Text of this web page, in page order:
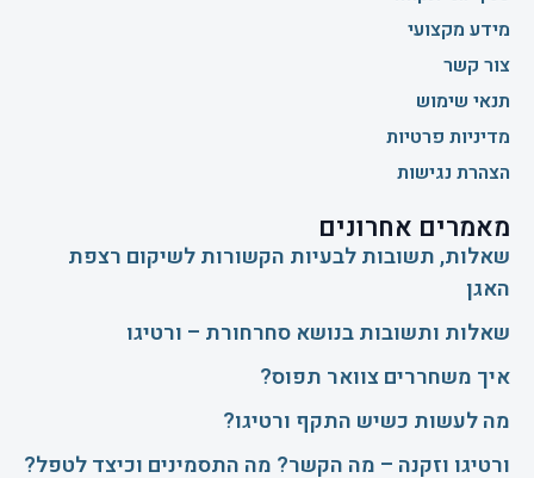
מידע מקצועי
צור קשר
תנאי שימוש
מדיניות פרטיות
הצהרת נגישות
מאמרים אחרונים
שאלות, תשובות לבעיות הקשורות לשיקום רצפת
האגן
שאלות ותשובות בנושא סחרחורת – ורטיגו
איך משחררים צוואר תפוס?
​מה לעשות כשיש התקף ורטיגו?
ורטיגו וזקנה – מה הקשר? מה התסמינים וכיצד לטפל?